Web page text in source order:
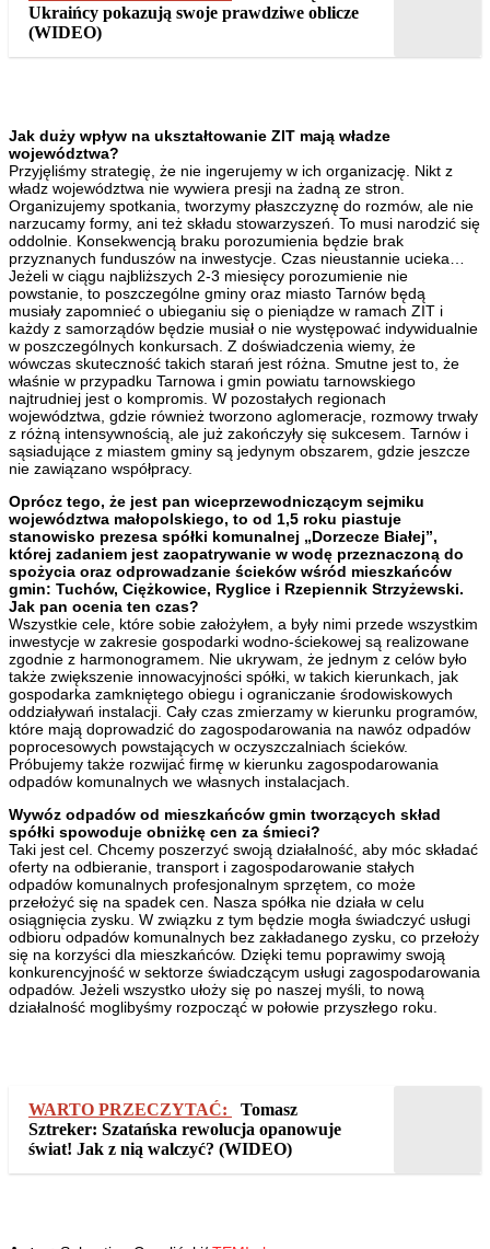
Ukraińcy pokazują swoje prawdziwe oblicze
(WIDEO)
Jak duży wpływ na ukształtowanie ZIT mają władze
województwa?
Przyjęliśmy strategię, że nie ingerujemy w ich organizację. Nikt z
władz województwa nie wywiera presji na żadną ze stron.
Organizujemy spotkania, tworzymy płaszczyznę do rozmów, ale nie
narzucamy formy, ani też składu stowarzyszeń. To musi narodzić się
oddolnie. Konsekwencją braku porozumienia będzie brak
przyznanych funduszów na inwestycje. Czas nieustannie ucieka…
Jeżeli w ciągu najbliższych 2-3 miesięcy porozumienie nie
powstanie, to poszczególne gminy oraz miasto Tarnów będą
musiały zapomnieć o ubieganiu się o pieniądze w ramach ZIT i
każdy z samorządów będzie musiał o nie występować indywidualnie
w poszczególnych konkursach. Z doświadczenia wiemy, że
wówczas skuteczność takich starań jest różna. Smutne jest to, że
właśnie w przypadku Tarnowa i gmin powiatu tarnowskiego
najtrudniej jest o kompromis. W pozostałych regionach
województwa, gdzie również tworzono aglomeracje, rozmowy trwały
z różną intensywnością, ale już zakończyły się sukcesem. Tarnów i
sąsiadujące z miastem gminy są jedynym obszarem, gdzie jeszcze
nie zawiązano współpracy.
Oprócz tego, że jest pan wiceprzewodniczącym sejmiku
województwa małopolskiego, to od 1,5 roku piastuje
stanowisko prezesa spółki komunalnej „Dorzecze Białej”,
której zadaniem jest zaopatrywanie w wodę przeznaczoną do
spożycia oraz odprowadzanie ścieków wśród mieszkańców
gmin: Tuchów, Ciężkowice, Ryglice i Rzepiennik Strzyżewski.
Jak pan ocenia ten czas?
Wszystkie cele, które sobie założyłem, a były nimi przede wszystkim
inwestycje w zakresie gospodarki wodno-ściekowej są realizowane
zgodnie z harmonogramem. Nie ukrywam, że jednym z celów było
także zwiększenie innowacyjności spółki, w takich kierunkach, jak
gospodarka zamkniętego obiegu i ograniczanie środowiskowych
oddziaływań instalacji. Cały czas zmierzamy w kierunku programów,
które mają doprowadzić do zagospodarowania na nawóz odpadów
poprocesowych powstających w oczyszczalniach ścieków.
Próbujemy także rozwijać firmę w kierunku zagospodarowania
odpadów komunalnych we własnych instalacjach.
Wywóz odpadów od mieszkańców gmin tworzących skład
spółki spowoduje obniżkę cen za śmieci?
Taki jest cel. Chcemy poszerzyć swoją działalność, aby móc składać
oferty na odbieranie, transport i zagospodarowanie stałych
odpadów komunalnych profesjonalnym sprzętem, co może
przełożyć się na spadek cen. Nasza spółka nie działa w celu
osiągnięcia zysku. W związku z tym będzie mogła świadczyć usługi
odbioru odpadów komunalnych bez zakładanego zysku, co przełoży
się na korzyści dla mieszkańców. Dzięki temu poprawimy swoją
konkurencyjność w sektorze świadczącym usługi zagospodarowania
odpadów. Jeżeli wszystko ułoży się po naszej myśli, to nową
działalność moglibyśmy rozpocząć w połowie przyszłego roku.
WARTO PRZECZYTAĆ:
Tomasz
Sztreker: Szatańska rewolucja opanowuje
świat! Jak z nią walczyć? (WIDEO)